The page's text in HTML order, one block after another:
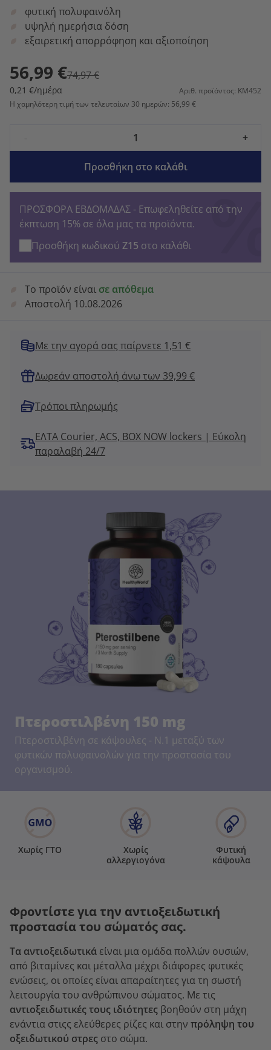
φυτική πολυφαινόλη
υψηλή ημερήσια δόση
εξαιρετική απορρόφηση και αξιοποίηση
56,99 €74,97 €
0,21 €/ημέρα
Αριθ. προϊόντος: KM452
Η χαμηλότερη τιμή των τελευταίων 30 ημερών: 56,99 €
+
Προσθήκη στο καλάθι
ΠΡΟΣΦΟΡΑ ΕΒΔΟΜΑΔΑΣ - Επωφεληθείτε από την
έκπτωση 15% σε όλα μας τα προϊόντα.
Προσθήκη κωδικού Z15 στο καλάθι
Το προϊόν είναι σε απόθεμα
Αποστολή 10.08.2026
Με την αγορά σας παίρνετε 1,51 €
Δωρεάν αποστολή άνω των 39,99 €
Τρόποι πληρωμής
ΕΛΤΑ Courier, ACS, BOX NOW lockers | Εύκολη
παραλαβή 24/7
Πτεροστιλβένη 150 mg
Πτεροστιλβένη σε κάψουλες - Ν.1 μεταξύ των
φυτικών πολυφαινολών για την προστασία του
οργανισμού.
Χωρίς ΓΤΟ
Χωρίς
αλλεργιογόνα
Φυτική
κάψουλα
Φροντίστε για την αντιοξειδωτική
προστασία του σώματός σας.
Τα αντιοξειδωτικά είναι μια ομάδα πολλών ουσιών,
από βιταμίνες και μέταλλα μέχρι διάφορες φυτικές
ενώσεις, οι οποίες είναι απαραίτητες για τη σωστή
λειτουργία του ανθρώπινου σώματος. Με τις
αντιοξειδωτικές τους ιδιότητες βοηθούν στη μάχη
ενάντια στιςς ελεύθερες ρίζες και στην πρόληψη του
οξειδωτικού στρες στο σώμα.